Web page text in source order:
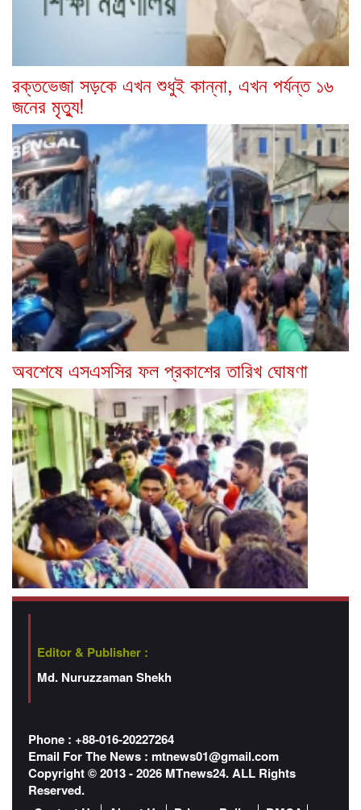
রক্তভেজা সড়কে এখন শুধুই কান্না, এখন পর্যন্ত ১৬
জনের মৃত্যু!
অবশেষে এসএসসির ফল প্রকাশের তারিখ ঘোষণা
Editor & Publisher :
Md. Nuruzzaman Shekh
Phone : +88-016-20227264
Email For The News : mtnews01@gmail.com
Copyright © 2013 - 2026 MTnews24. ALL Rights
Reserved.